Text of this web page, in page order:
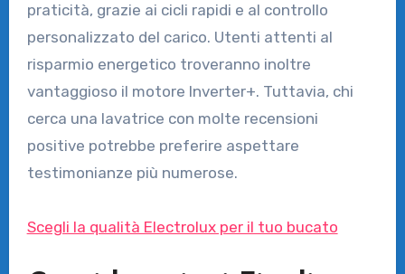
praticità, grazie ai cicli rapidi e al controllo
personalizzato del carico. Utenti attenti al
risparmio energetico troveranno inoltre
vantaggioso il motore Inverter+. Tuttavia, chi
cerca una lavatrice con molte recensioni
positive potrebbe preferire aspettare
testimonianze più numerose.
Scegli la qualità Electrolux per il tuo bucato